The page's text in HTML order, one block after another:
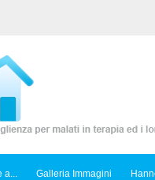
a... Galleria Immagini